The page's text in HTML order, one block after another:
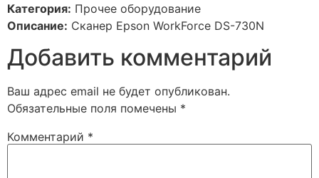
Категория: Прочее оборудование
Описание: Сканер Epson WorkForce DS-730N
Добавить комментарий
Ваш адрес email не будет опубликован.
Обязательные поля помечены *
Комментарий *